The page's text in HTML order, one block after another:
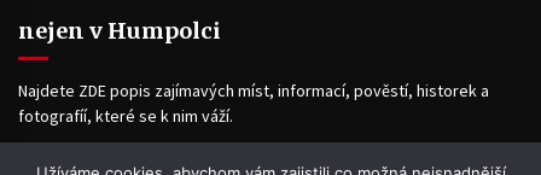
nejen v Humpolci
Najdete ZDE popis zajímavých míst, informací, pověstí, historek a
fotografíí, které se k nim váží.